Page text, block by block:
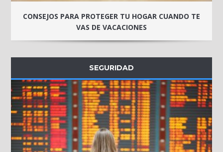
CONSEJOS PARA PROTEGER TU HOGAR CUANDO TE
VAS DE VACACIONES
SEGURIDAD